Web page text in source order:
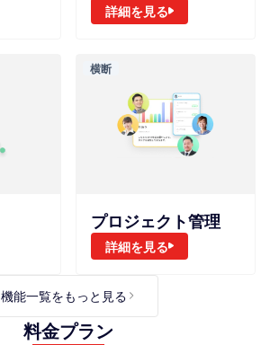
詳細を見る
横断
プロジェクト管理
詳細を見る
機能一覧をもっと見る
料金プラン